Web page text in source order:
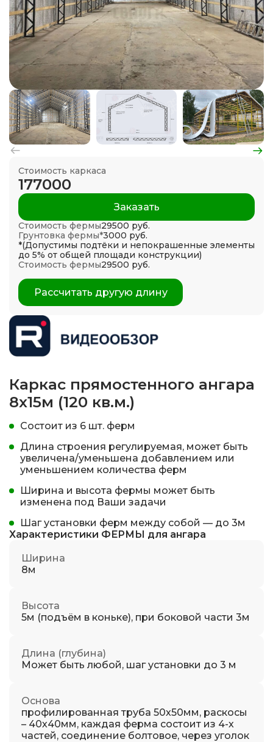
Стоимость каркаса
177000
Заказать
Стоимость фермы29500 руб.
Рассчитать другую длину
Стоимость фермы29500 руб.
Грунтовка фермы*3000 руб.
*(Допустимы подтёки и непокрашенные элементы
до 5% от общей площади конструкции)
Каркас прямостенного ангара
8х15м (120 кв.м.)
Состоит из 6 шт. ферм
Длина строения регулируемая, может быть
увеличена/уменьшена добавлением или
уменьшением количества ферм
Ширина и высота фермы может быть
изменена под Ваши задачи
Шаг установки ферм между собой — до 3м
Характеристики ФЕРМЫ для ангара
Ширина
8м
Высота
5м (подъём в коньке), при боковой части 3м
Длина (глубина)
Может быть любой, шаг установки до 3 м
Основа
профилированная труба 50х50мм, раскосы
– 40х40мм, каждая ферма состоит из 4-х
частей, соединение болтовое, через уголок